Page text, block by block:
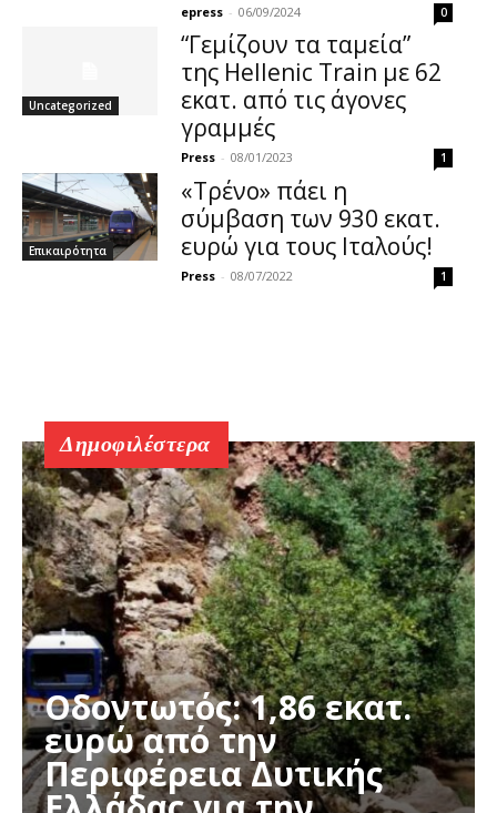
epress - 06/09/2024 0
Uncategorized
“Γεμίζουν τα ταμεία”
της Hellenic Train με 62
εκατ. από τις άγονες
γραμμές
Press - 08/01/2023 1
Επικαιρότητα
«Τρένο» πάει η
σύμβαση των 930 εκατ.
ευρώ για τους Ιταλούς!
Press - 08/07/2022 1
Δημοφιλέστερα
Οδοντωτός: 1,86 εκατ.
ευρώ από την
Περιφέρεια Δυτικής